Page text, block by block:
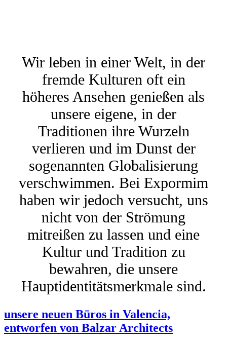
Wir leben in einer Welt, in der
fremde Kulturen oft ein
höheres Ansehen genießen als
unsere eigene, in der
Traditionen ihre Wurzeln
verlieren und im Dunst der
sogenannten Globalisierung
verschwimmen. Bei Expormim
haben wir jedoch versucht, uns
nicht von der Strömung
mitreißen zu lassen und eine
Kultur und Tradition zu
bewahren, die unsere
Hauptidentitätsmerkmale sind.
unsere neuen Büros in Valencia,
entworfen von Balzar Architects